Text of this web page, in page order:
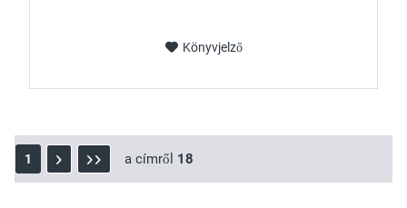
Könyvjelző
1 a címről 18